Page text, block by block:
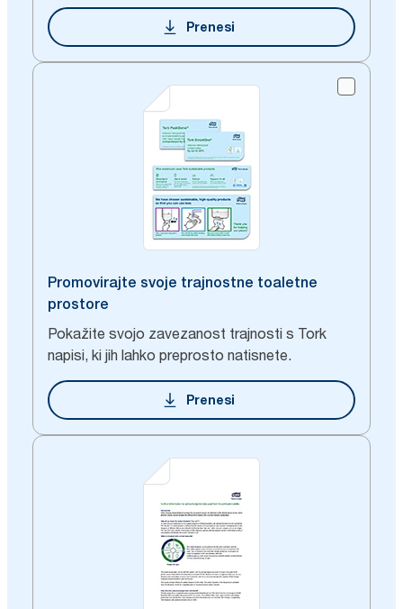
Prenesi
Promovirajte svoje trajnostne toaletne
prostore
Pokažite svojo zavezanost trajnosti s Tork
napisi, ki jih lahko preprosto natisnete.
Prenesi